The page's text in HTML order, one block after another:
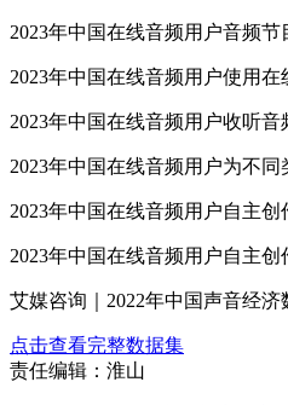
2023年中国在线音频用户音频节
2023年中国在线音频用户使用
2023年中国在线音频用户收听
2023年中国在线音频用户为不
2023年中国在线音频用户自主创
2023年中国在线音频用户自主创
艾媒咨询｜2022年中国声音经
点击查看完整数据集
责任编辑：淮山